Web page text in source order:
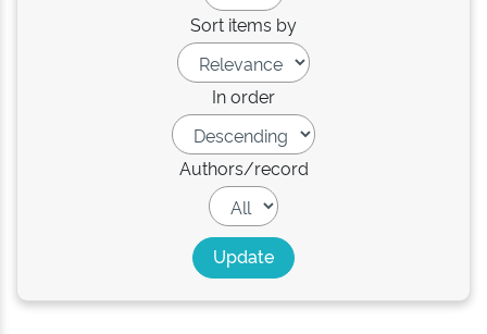
Sort items by
In order
Authors/record